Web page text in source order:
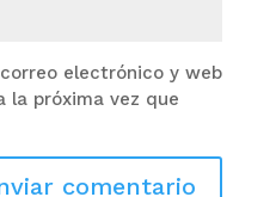
electrónico y web
la próxima vez que